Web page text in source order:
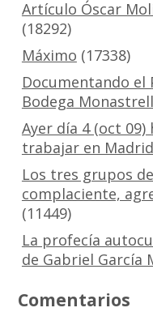
Artículo Óscar
(18292)
Máximo (17338)
Documentando el
Bodega Monastrell
Ayer día 4 (oct 09)
trabajar en Madrid
Los tres grupos
complaciente,
(11449)
La profecía
de Gabriel García
Comentarios